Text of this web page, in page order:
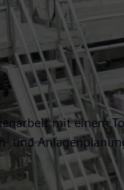
mit einem
und